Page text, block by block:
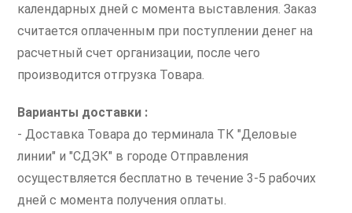
календарных дней с момента выставления. Заказ
считается оплаченным при поступлении денег на
расчетный счет организации, после чего
производится отгрузка Товара.
Варианты доставки :
- Доставка Товара до терминала ТК "Деловые
линии" и "СДЭК" в городе Отправления
осуществляется бесплатно в течение 3-5 рабочих
дней с момента получения оплаты.